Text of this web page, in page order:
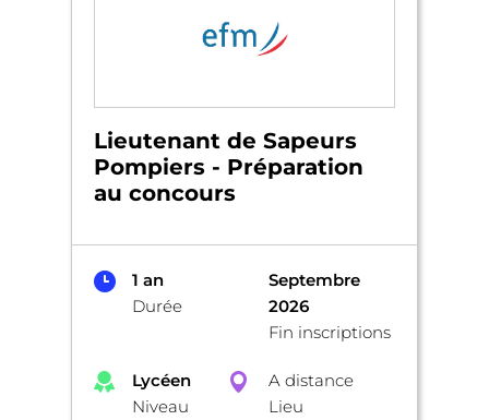
Lieutenant de Sapeurs
Pompiers - Préparation
au concours
1 an
Durée
Septembre
2026
Fin inscriptions
Lycéen
Niveau
A distance
Lieu